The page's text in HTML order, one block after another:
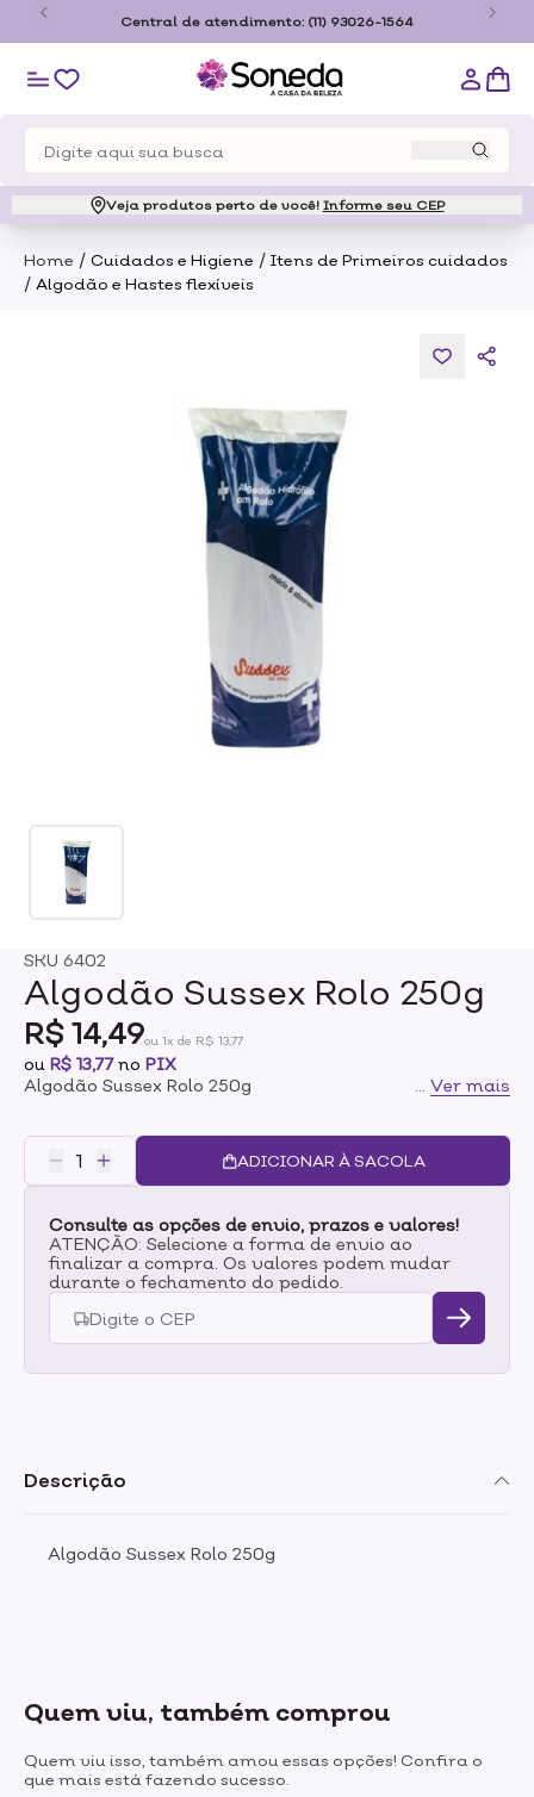
Central de atendimento: (11) 93026-1564
Veja produtos perto de você! Informe seu CEP
Home / Cuidados e Higiene / Itens de Primeiros cuidados
/ Algodão e Hastes flexíveis
SKU 6402
Algodão Sussex Rolo 250g
R$ 14,49ou 1x de R$ 13,77
ou R$ 13,77no PIX
Algodão Sussex Rolo 250g
Ver mais
ADICIONAR À SACOLA
Consulte as opções de envio, prazos e valores!
ATENÇÃO: Selecione a forma de envio ao
finalizar a compra. Os valores podem mudar
durante o fechamento do pedido.
Descrição
Algodão Sussex Rolo 250g
Quem viu, também comprou
Quem viu isso, também amou essas opções! Confira o
que mais está fazendo sucesso.